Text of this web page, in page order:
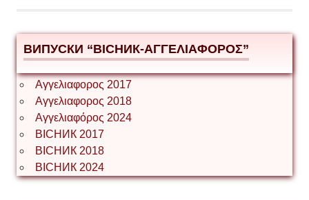
ВИПУСКИ “ВІСНИК-ΑΓΓΕΛΙΑΦΟΡΟΣ”
Αγγελιαφορος 2017
Αγγελιαφορος 2018
Αγγελιαφόρος 2024
ВІСНИК 2017
ВІСНИК 2018
ВІСНИК 2024